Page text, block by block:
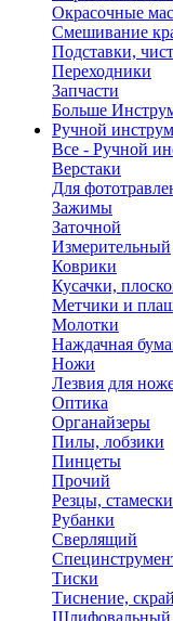
Окрасочные
Смешивание
Подставки,
Переходники
Запчасти
Больше
Ручной
Все - Ручной
Верстаки
Для
Зажимы
Заточной
Измерительный
Коврики
Кусачки,
Метчики и
Молотки
Наждачная
Ножи
Лезвия для
Оптика
Органайзеры
Пилы, лобзики
Пинцеты
Прочий
Резцы, стамески
Рубанки
Сверлящий
Тиски
Тиснение,
Шлифовальный